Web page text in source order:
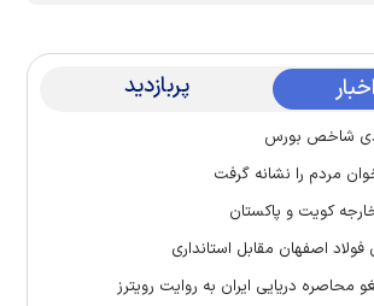
پربازدید
مردم را نشانه گرفت
کویت و پاکستان
اصفهان مقابل استانداری
محاصره دریایی ایران به روایت رویترز